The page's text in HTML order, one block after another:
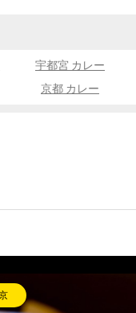
宇都宮 カレー
京都 カレー
長崎